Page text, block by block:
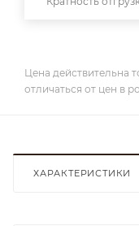
Цена действительна
отличаться от цен в
ХАРАКТЕРИСТИКИ